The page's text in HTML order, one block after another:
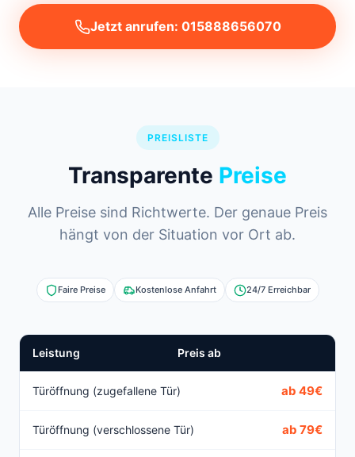
Jetzt anrufen: 015888656070
PREISLISTE
Transparente Preise
Alle Preise sind Richtwerte. Der genaue Preis
hängt von der Situation vor Ort ab.
Faire Preise Kostenlose Anfahrt 24/7 Erreichbar
Leistung Preis ab
Türöffnung (zugefallene Tür) ab 49€
Türöffnung (verschlossene Tür) ab 79€